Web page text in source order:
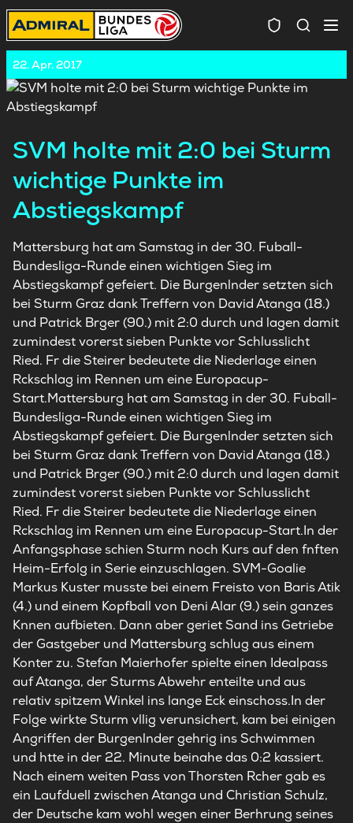
22. Apr. 2017
SVM holte mit 2:0 bei Sturm
wichtige Punkte im
Abstiegskampf
Mattersburg hat am Samstag in der 30. Fuball-
Bundesliga-Runde einen wichtigen Sieg im
Abstiegskampf gefeiert. Die Burgenlnder setzten sich
bei Sturm Graz dank Treffern von David Atanga (18.)
und Patrick Brger (90.) mit 2:0 durch und lagen damit
zumindest vorerst sieben Punkte vor Schlusslicht
Ried. Fr die Steirer bedeutete die Niederlage einen
Rckschlag im Rennen um eine Europacup-
Start.Mattersburg hat am Samstag in der 30. Fuball-
Bundesliga-Runde einen wichtigen Sieg im
Abstiegskampf gefeiert. Die Burgenlnder setzten sich
bei Sturm Graz dank Treffern von David Atanga (18.)
und Patrick Brger (90.) mit 2:0 durch und lagen damit
zumindest vorerst sieben Punkte vor Schlusslicht
Ried. Fr die Steirer bedeutete die Niederlage einen
Rckschlag im Rennen um eine Europacup-Start.In der
Anfangsphase schien Sturm noch Kurs auf den fnften
Heim-Erfolg in Serie einzuschlagen. SVM-Goalie
Markus Kuster musste bei einem Freisto von Baris Atik
(4.) und einem Kopfball von Deni Alar (9.) sein ganzes
Knnen aufbieten. Dann aber geriet Sand ins Getriebe
der Gastgeber und Mattersburg schlug aus einem
Konter zu. Stefan Maierhofer spielte einen Idealpass
auf Atanga, der Sturms Abwehr enteilte und aus
relativ spitzem Winkel ins lange Eck einschoss.In der
Folge wirkte Sturm vllig verunsichert, kam bei einigen
Angriffen der Burgenlnder gehrig ins Schwimmen
und htte in der 22. Minute beinahe das 0:2 kassiert.
Nach einem weiten Pass von Thorsten Rcher gab es
ein Laufduell zwischen Atanga und Christian Schulz,
der Deutsche kam wohl wegen einer Berhrung seines